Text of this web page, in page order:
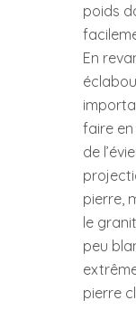
poids
En
faire en
de
pierre,
le
peu
pierre